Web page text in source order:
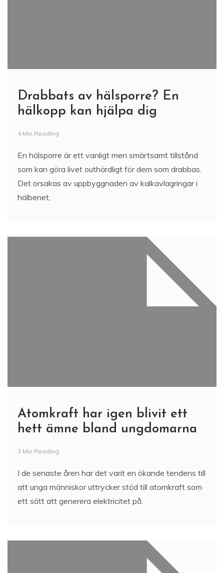
Drabbats av hälsporre? En
hälkopp kan hjälpa dig
4 Min Reading
En hälsporre är ett vanligt men smärtsamt tillstånd
som kan göra livet outhärdligt för dem som drabbas.
Det orsakas av uppbyggnaden av kalkavlagringar i
hälbenet,
Atomkraft har igen blivit ett
hett ämne bland ungdomarna
3 Min Reading
I de senaste åren har det varit en ökande tendens till
att unga människor uttrycker stöd till atomkraft som
ett sätt att generera elektricitet på.